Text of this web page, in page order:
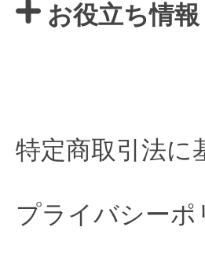
お役立ち情報
特定商取引法に
プライバシーポ